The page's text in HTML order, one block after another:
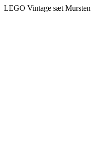
LEGO Vintage sæt